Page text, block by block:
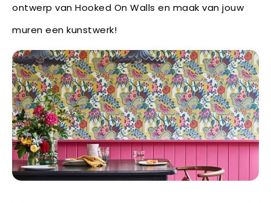
ontwerp van Hooked On Walls en maak van jouw
muren een kunstwerk!